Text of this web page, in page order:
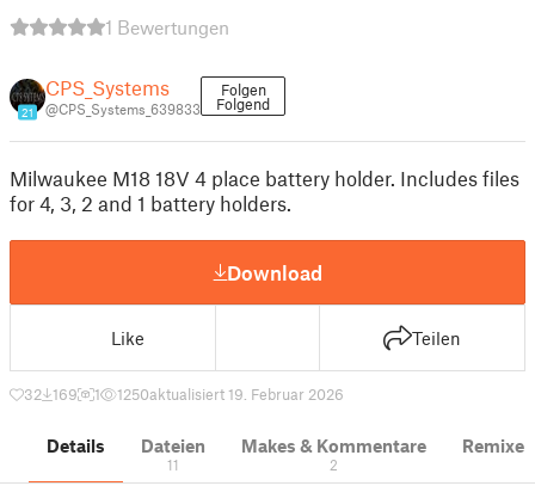
1 Bewertungen
21
CPS_Systems
@CPS_Systems_639833
Folgen
Folgend
Milwaukee M18 18V 4 place battery holder. Includes files
for 4, 3, 2 and 1 battery holders.
Download
Like Teilen
32 169 1 1250aktualisiert 19. Februar 2026
Details Dateien
11
Makes & Kommentare
2
Remixe